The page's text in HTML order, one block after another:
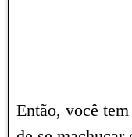
Então, você